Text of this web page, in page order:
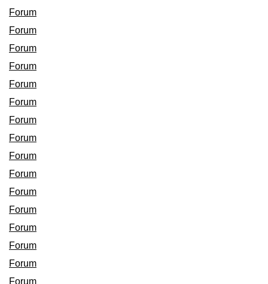
Forum
Forum
Forum
Forum
Forum
Forum
Forum
Forum
Forum
Forum
Forum
Forum
Forum
Forum
Forum
Forum